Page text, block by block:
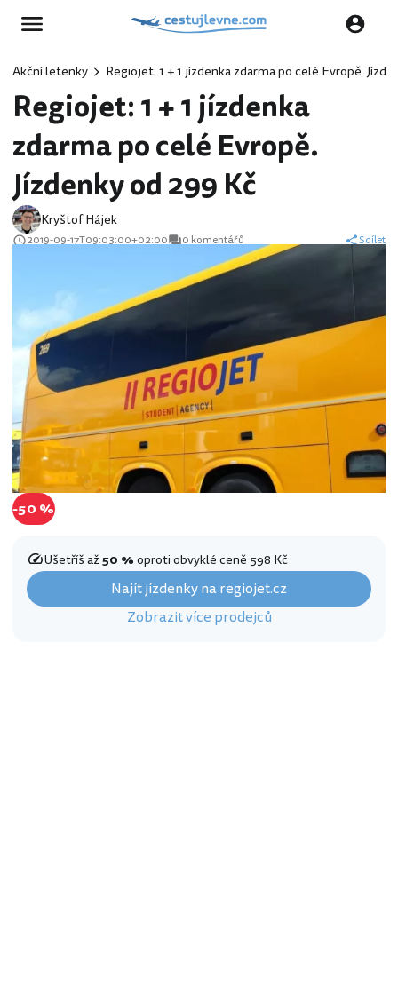
Akční letenky Regiojet: 1 + 1 jízdenka zdarma po celé Evropě.
Regiojet: 1 + 1 jízdenka
zdarma po celé Evropě.
Jízdenky od 299 Kč
Kryštof Hájek
2019-09-17T09:03:00+02:00 0 komentářů Sdílet
-50 %
Ušetříš až50 %oproti obvyklé ceně 598 Kč
Najít jízdenky na regiojet.cz
Zobrazit více prodejců